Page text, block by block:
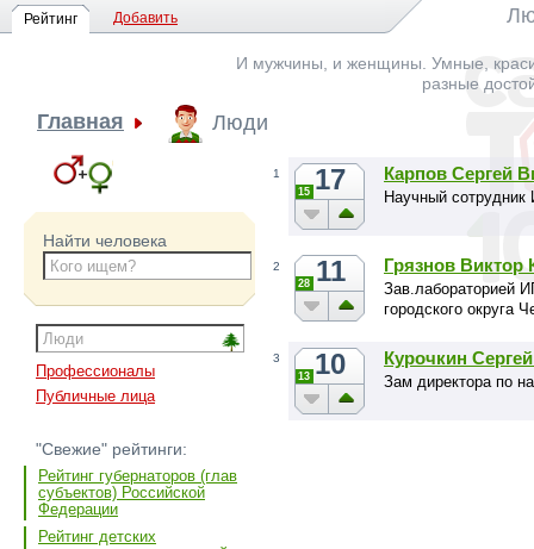
Рейтинг Добавить
И мужчины, и женщины. Умные,
разные
Главная Люди
Найти человека
Профессионалы
Публичные лица
"Свежие" рейтинги:
Рейтинг губернаторов (глав
субъектов) Российской
Федерации
Рейтинг детских
1 17
15
Карпов Сергей
Научный
2 11
28
Грязнов Виктор
Зав.лабораторией
городского округа
3 10
13
Курочкин
Зам директора по